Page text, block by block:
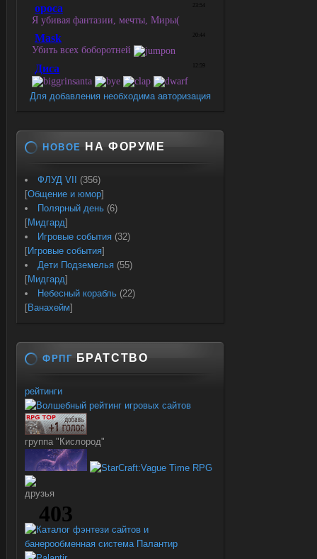
Для добавления необходима авторизация
НОВОЕ НА ФОРУМЕ
ФЛУД VII
(356)
[Общение и юмор]
Полярный день (6)
[Мидгард]
Игровые события (32)
[Игровые события]
Дети Подземелья (55)
[Мидгард]
Небесный корабль (22)
[Ванахейм]
ФРПГ БРАТСТВО
рейтинги
группа "Кислород"
друзья